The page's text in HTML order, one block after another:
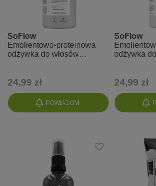
POWIADOM
SoFlow
Emolientowo-proteinowa
odżywka do włosów
24,99 zł
SoFlow
odżywka
24,99 zł